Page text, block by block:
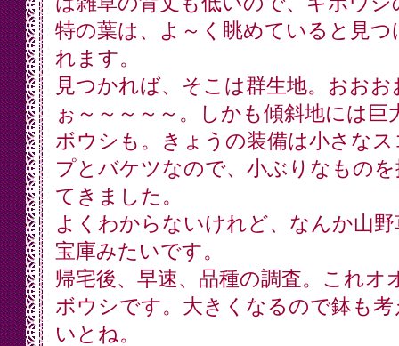
特の葉は、よ～く眺めていると見つ
れます。
見つかれば、そこは群生地。おおお
ぉ～～～～～。しかも傾斜地には巨
ボウシも。きょうの装備は小さなス
プとバケツなので、小ぶりなもの
てきました。
よくわからないけれど、なんか山野
宝庫みたいです。
帰宅後、早速、品種の調査。これオ
ボウシです。大きくなるので鉢も考
いとね。